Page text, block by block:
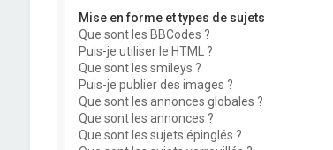
Mise en forme et types de sujets
Que sont les BBCodes ?
Puis-je utiliser le HTML ?
Que sont les smileys ?
Puis-je publier des images ?
Que sont les annonces globales ?
Que sont les annonces ?
Que sont les sujets épinglés ?